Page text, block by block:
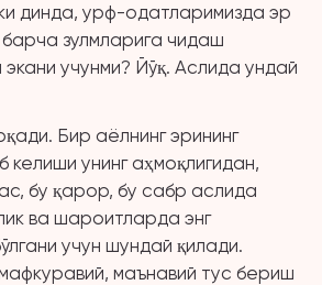
динда, урф-одатларимизда эр
зулмларига чидаш
учунми? Йўқ. Аслида ундай
Бир аёлнинг эрининг
келиши унинг аҳмоқлигидан,
бу қарор, бу сабр аслида
ва шароитларда энг
учун шундай қилади.
маънавий тус бериш